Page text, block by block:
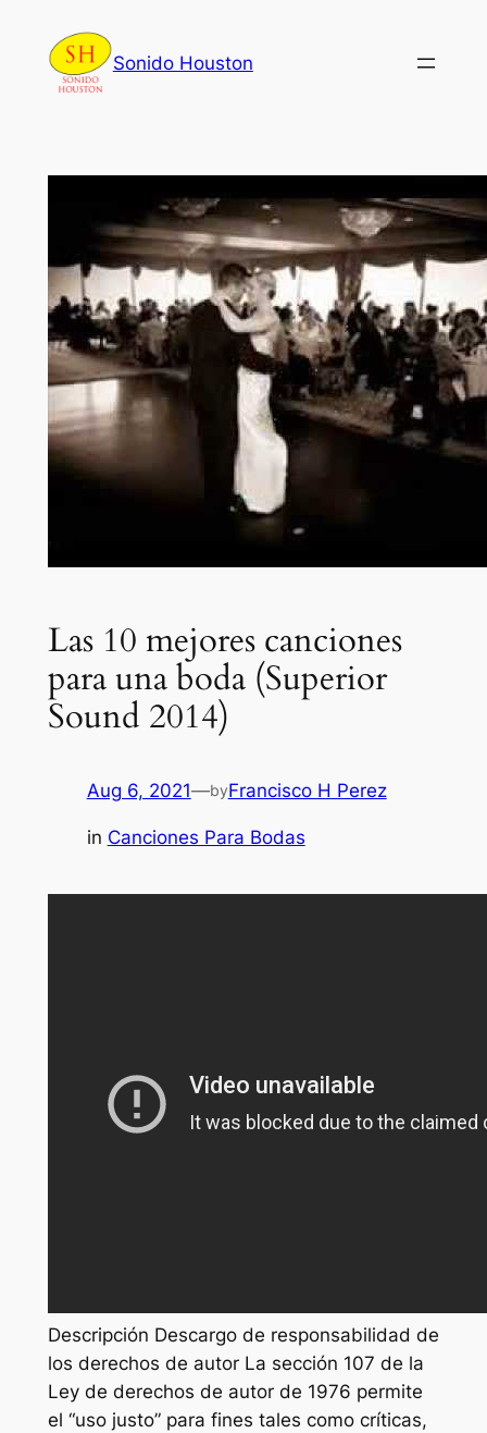
content
Sonido Houston
Las 10 mejores canciones
para una boda (Superior
Sound 2014)
Aug 6, 2021—byFrancisco H Perez
in Canciones Para Bodas
Descripción Descargo de responsabilidad de
los derechos de autor La sección 107 de la
Ley de derechos de autor de 1976 permite
el “uso justo” para fines tales como críticas,